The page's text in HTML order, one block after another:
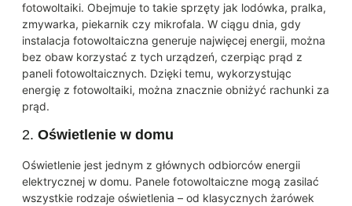
fotowoltaiki. Obejmuje to takie sprzęty jak lodówka, pralka,
zmywarka, piekarnik czy mikrofala. W ciągu dnia, gdy
instalacja fotowoltaiczna generuje najwięcej energii, można
bez obaw korzystać z tych urządzeń, czerpiąc prąd z
paneli fotowoltaicznych. Dzięki temu, wykorzystując
energię z fotowoltaiki, można znacznie obniżyć rachunki za
prąd.
2. Oświetlenie w domu
Oświetlenie jest jednym z głównych odbiorców energii
elektrycznej w domu. Panele fotowoltaiczne mogą zasilać
wszystkie rodzaje oświetlenia – od klasycznych żarówek